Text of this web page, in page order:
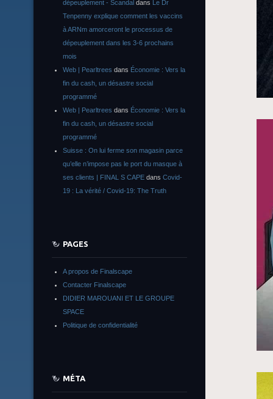
dépeuplement - Scandal dans Le Dr
Tenpenny explique comment les vaccins
à ARNm amorceront le processus de
dépeuplement dans les 3-6 prochains
mois
Web | Pearltrees dans Économie : Vers la
fin du cash, un désastre social
programmé
Web | Pearltrees dans Économie : Vers la
fin du cash, un désastre social
programmé
Suisse : On lui ferme son magasin parce
qu’elle n’impose pas le port du masque à
ses clients | FINAL S CAPE dans Covid-
19 : La vérité / Covid-19: The Truth
PAGES
A propos de Finalscape
Contacter Finalscape
DIDIER MAROUANI ET LE GROUPE
SPACE
Politique de confidentialité
MÉTA